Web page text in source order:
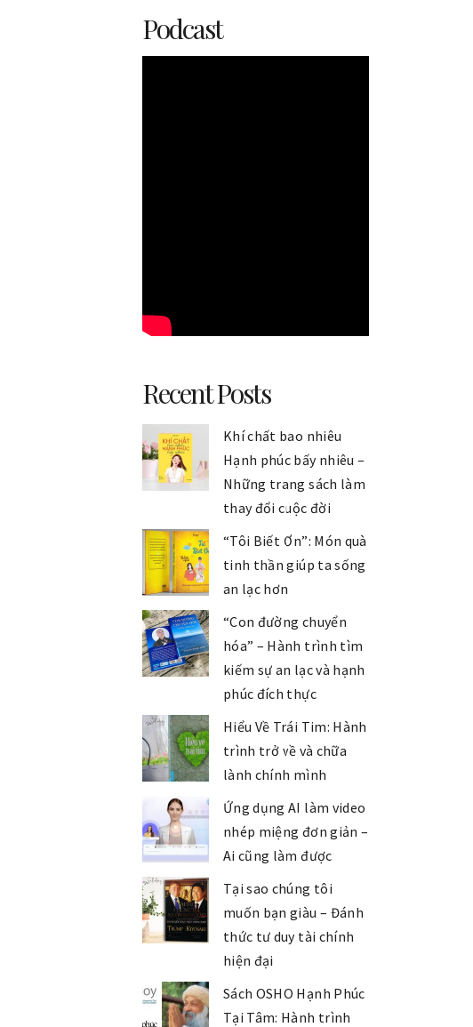
Podcast
Recent Posts
Khí chất bao nhiêu
Hạnh phúc bấy nhiêu –
Những trang sách làm
thay đổi cuộc đời
“Tôi Biết Ơn”: Món quà
tinh thần giúp ta sống
an lạc hơn
“Con đường chuyển
hóa” – Hành trình tìm
kiếm sự an lạc và hạnh
phúc đích thực
Hiểu Về Trái Tim: Hành
trình trở về và chữa
lành chính mình
Ứng dụng AI làm video
nhép miệng đơn giản –
Ai cũng làm được
Tại sao chúng tôi
muốn bạn giàu – Đánh
thức tư duy tài chính
hiện đại
Sách OSHO Hạnh Phúc
Tại Tâm: Hành trình